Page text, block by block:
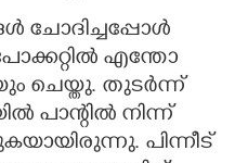
ചോദിച്ചപ്പോൾ
എന്തോ
ചെയ്തു. തുടർന്ന്
പാന്റിൽ നിന്ന്
പിന്നീട്